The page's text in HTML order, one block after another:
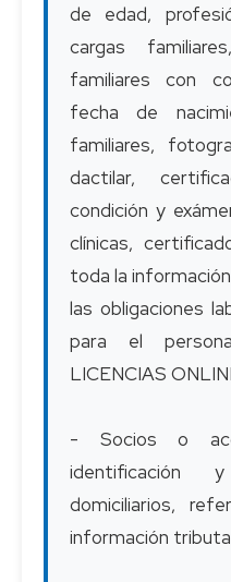
de edad,
cargas
familiares con
fecha de
familiares,
dactilar,
condición y
clínicas,
toda la
las obligaciones
para el
LICENCIAS
- Socios o
identificación
domiciliarios,
información